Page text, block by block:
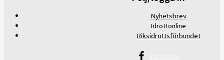
Nyhetsbrev
Idrottonline
Riksidrottsförbundet